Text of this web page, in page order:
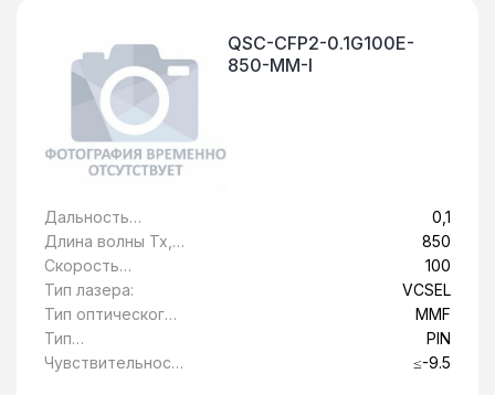
QSC-CFP2-0.1G100E-
850-MM-I
Дальность
передачи, км:
0,1
Длина волны Tx,
нм:
850
Скорость
передачи
данных, Гбит/c:
100
Тип лазера:
VCSEL
Тип оптического
волокна:
MMF
Тип
фотоприемника:
PIN
Чувствительност
≤-9.5